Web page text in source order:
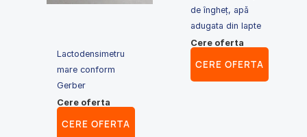
Lactodensimetru
mare conform
Gerber
Cere oferta
CERE OFERTA
de îngheț, apă
adugata din lapte
Cere oferta
CERE OFERTA